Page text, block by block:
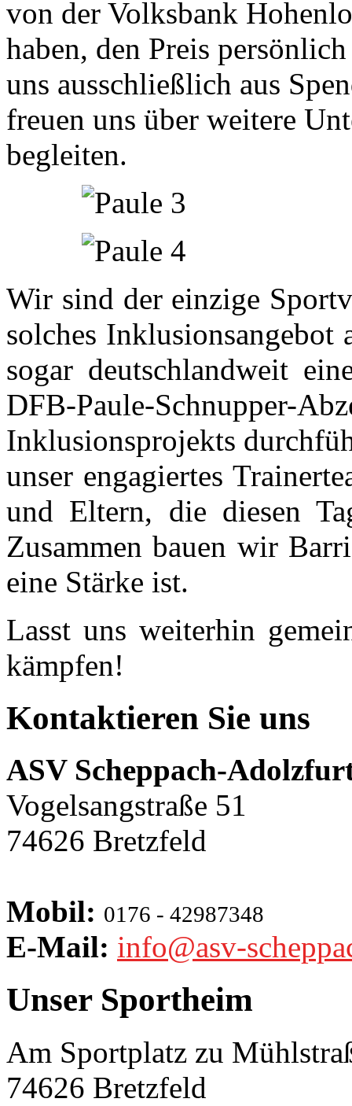
von der Volksbank
haben, den Preis
uns ausschließlich aus
freuen uns über weitere
begleiten.
Wir sind der einzige
solches Inklusionsangebot
sogar deutschlandweit
DFB-Paule-
Inklusionsprojekts
unser engagiertes
und Eltern, die diesen
Zusammen bauen wir
eine Stärke ist.
Lasst uns weiterhin
kämpfen!
Kontaktieren Sie uns
ASV Scheppach-
Vogelsangstraße 51
74626 Bretzfeld
Mobil: 0176 - 42987348
E-Mail: info@asv-
Unser Sportheim
Am Sportplatz zu
74626 Bretzfeld